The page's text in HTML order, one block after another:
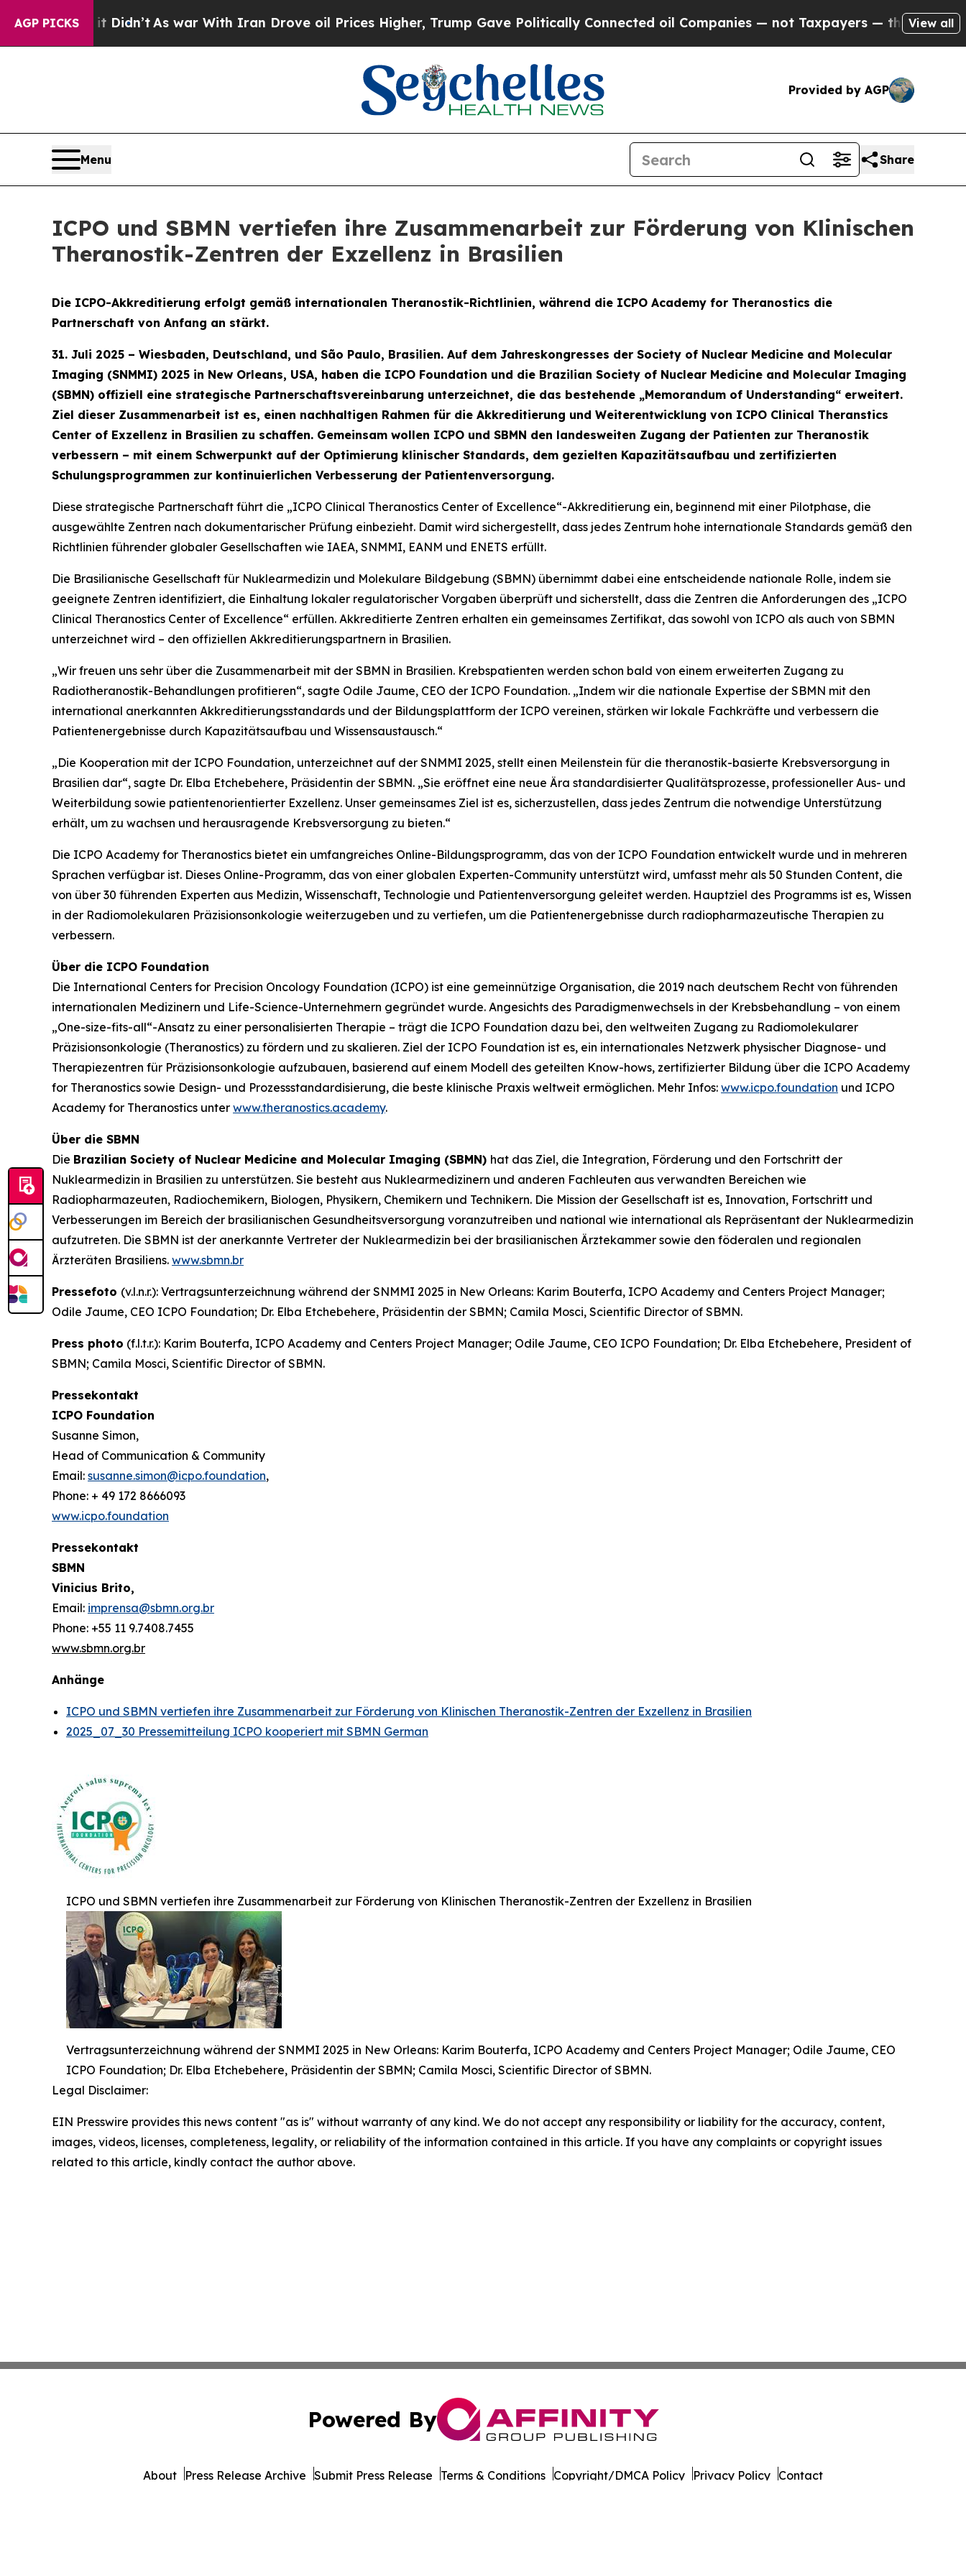
AGP PICKS
it Didn’tAs war With Iran Drove oil Prices Higher, Trump Gave Politically Connected oil Companies — not Taxpayers — the Chance to Cash in
View all
Provided by AGP
Menu Share
ICPO und SBMN vertiefen ihre Zusammenarbeit zur Förderung von Klinischen
Theranostik-Zentren der Exzellenz in Brasilien
Die ICPO-Akkreditierung erfolgt gemäß internationalen Theranostik-Richtlinien, während die ICPO Academy for Theranostics die
Partnerschaft von Anfang an stärkt.
31. Juli 2025 – Wiesbaden, Deutschland, und São Paulo, Brasilien. Auf dem Jahreskongresses der Society of Nuclear Medicine and Molecular
Imaging (SNMMI) 2025 in New Orleans, USA, haben die ICPO Foundation und die Brazilian Society of Nuclear Medicine and Molecular Imaging
(SBMN) offiziell eine strategische Partnerschaftsvereinbarung unterzeichnet, die das bestehende „Memorandum of Understanding“ erweitert.
Ziel dieser Zusammenarbeit ist es, einen nachhaltigen Rahmen für die Akkreditierung und Weiterentwicklung von ICPO Clinical Theranstics
Center of Exzellenz in Brasilien zu schaffen. Gemeinsam wollen ICPO und SBMN den landesweiten Zugang der Patienten zur Theranostik
verbessern – mit einem Schwerpunkt auf der Optimierung klinischer Standards, dem gezielten Kapazitätsaufbau und zertifizierten
Schulungsprogrammen zur kontinuierlichen Verbesserung der Patientenversorgung.
Diese strategische Partnerschaft führt die „ICPO Clinical Theranostics Center of Excellence“-Akkreditierung ein, beginnend mit einer Pilotphase, die
ausgewählte Zentren nach dokumentarischer Prüfung einbezieht. Damit wird sichergestellt, dass jedes Zentrum hohe internationale Standards gemäß den
Richtlinien führender globaler Gesellschaften wie IAEA, SNMMI, EANM und ENETS erfüllt.
Die Brasilianische Gesellschaft für Nuklearmedizin und Molekulare Bildgebung (SBMN) übernimmt dabei eine entscheidende nationale Rolle, indem sie
geeignete Zentren identifiziert, die Einhaltung lokaler regulatorischer Vorgaben überprüft und sicherstellt, dass die Zentren die Anforderungen des „ICPO
Clinical Theranostics Center of Excellence“ erfüllen. Akkreditierte Zentren erhalten ein gemeinsames Zertifikat, das sowohl von ICPO als auch von SBMN
unterzeichnet wird – den offiziellen Akkreditierungspartnern in Brasilien.
„Wir freuen uns sehr über die Zusammenarbeit mit der SBMN in Brasilien. Krebspatienten werden schon bald von einem erweiterten Zugang zu
Radiotheranostik-Behandlungen profitieren“, sagte Odile Jaume, CEO der ICPO Foundation. „Indem wir die nationale Expertise der SBMN mit den
international anerkannten Akkreditierungsstandards und der Bildungsplattform der ICPO vereinen, stärken wir lokale Fachkräfte und verbessern die
Patientenergebnisse durch Kapazitätsaufbau und Wissensaustausch.“
„Die Kooperation mit der ICPO Foundation, unterzeichnet auf der SNMMI 2025, stellt einen Meilenstein für die theranostik-basierte Krebsversorgung in
Brasilien dar“, sagte Dr. Elba Etchebehere, Präsidentin der SBMN. „Sie eröffnet eine neue Ära standardisierter Qualitätsprozesse, professioneller Aus- und
Weiterbildung sowie patientenorientierter Exzellenz. Unser gemeinsames Ziel ist es, sicherzustellen, dass jedes Zentrum die notwendige Unterstützung
erhält, um zu wachsen und herausragende Krebsversorgung zu bieten.“
Die ICPO Academy for Theranostics bietet ein umfangreiches Online-Bildungsprogramm, das von der ICPO Foundation entwickelt wurde und in mehreren
Sprachen verfügbar ist. Dieses Online-Programm, das von einer globalen Experten-Community unterstützt wird, umfasst mehr als 50 Stunden Content, die
von über 30 führenden Experten aus Medizin, Wissenschaft, Technologie und Patientenversorgung geleitet werden. Hauptziel des Programms ist es, Wissen
in der Radiomolekularen Präzisionsonkologie weiterzugeben und zu vertiefen, um die Patientenergebnisse durch radiopharmazeutische Therapien zu
verbessern.
Über die ICPO Foundation
Die International Centers for Precision Oncology Foundation (ICPO) ist eine gemeinnützige Organisation, die 2019 nach deutschem Recht von führenden
internationalen Medizinern und Life-Science-Unternehmern gegründet wurde. Angesichts des Paradigmenwechsels in der Krebsbehandlung – von einem
„One-size-fits-all“-Ansatz zu einer personalisierten Therapie – trägt die ICPO Foundation dazu bei, den weltweiten Zugang zu Radiomolekularer
Präzisionsonkologie (Theranostics) zu fördern und zu skalieren. Ziel der ICPO Foundation ist es, ein internationales Netzwerk physischer Diagnose- und
Therapiezentren für Präzisionsonkologie aufzubauen, basierend auf einem Modell des geteilten Know-hows, zertifizierter Bildung über die ICPO Academy
for Theranostics sowie Design- und Prozessstandardisierung, die beste klinische Praxis weltweit ermöglichen. Mehr Infos: www.icpo.foundation und ICPO
Academy for Theranostics unter www.theranostics.academy.
Über die SBMN
Die Brazilian Society of Nuclear Medicine and Molecular Imaging (SBMN) hat das Ziel, die Integration, Förderung und den Fortschritt der
Nuklearmedizin in Brasilien zu unterstützen. Sie besteht aus Nuklearmedizinern und anderen Fachleuten aus verwandten Bereichen wie
Radiopharmazeuten, Radiochemikern, Biologen, Physikern, Chemikern und Technikern. Die Mission der Gesellschaft ist es, Innovation, Fortschritt und
Verbesserungen im Bereich der brasilianischen Gesundheitsversorgung voranzutreiben und national wie international als Repräsentant der Nuklearmedizin
aufzutreten. Die SBMN ist der anerkannte Vertreter der Nuklearmedizin bei der brasilianischen Ärztekammer sowie den föderalen und regionalen
Ärzteräten Brasiliens. www.sbmn.br
Pressefoto (v.l.n.r.): Vertragsunterzeichnung während der SNMMI 2025 in New Orleans: Karim Bouterfa, ICPO Academy and Centers Project Manager;
Odile Jaume, CEO ICPO Foundation; Dr. Elba Etchebehere, Präsidentin der SBMN; Camila Mosci, Scientific Director of SBMN.
Press photo (f.l.t.r.): Karim Bouterfa, ICPO Academy and Centers Project Manager; Odile Jaume, CEO ICPO Foundation; Dr. Elba Etchebehere, President of
SBMN; Camila Mosci, Scientific Director of SBMN.
Pressekontakt
ICPO Foundation
Susanne Simon,
Head of Communication & Community
Email: susanne.simon@icpo.foundation,
Phone: + 49 172 8666093
www.icpo.foundation
Pressekontakt
SBMN
Vinicius Brito,
Email: imprensa@sbmn.org.br
Phone: +55 11 9.7408.7455
www.sbmn.org.br
Anhänge
ICPO und SBMN vertiefen ihre Zusammenarbeit zur Förderung von Klinischen Theranostik-Zentren der Exzellenz in Brasilien
2025_07_30 Pressemitteilung ICPO kooperiert mit SBMN German
ICPO und SBMN vertiefen ihre Zusammenarbeit zur Förderung von Klinischen Theranostik-Zentren der Exzellenz in Brasilien
Vertragsunterzeichnung während der SNMMI 2025 in New Orleans: Karim Bouterfa, ICPO Academy and Centers Project Manager; Odile Jaume, CEO
ICPO Foundation; Dr. Elba Etchebehere, Präsidentin der SBMN; Camila Mosci, Scientific Director of SBMN.
Legal Disclaimer:
EIN Presswire provides this news content "as is" without warranty of any kind. We do not accept any responsibility or liability for the accuracy, content,
images, videos, licenses, completeness, legality, or reliability of the information contained in this article. If you have any complaints or copyright issues
related to this article, kindly contact the author above.
Powered By
About Press Release Archive Submit Press Release Terms & Conditions Copyright/DMCA Policy Privacy Policy Contact